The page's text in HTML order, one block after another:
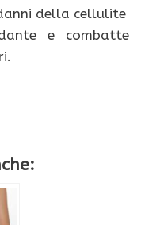
della cellulite
e combatte